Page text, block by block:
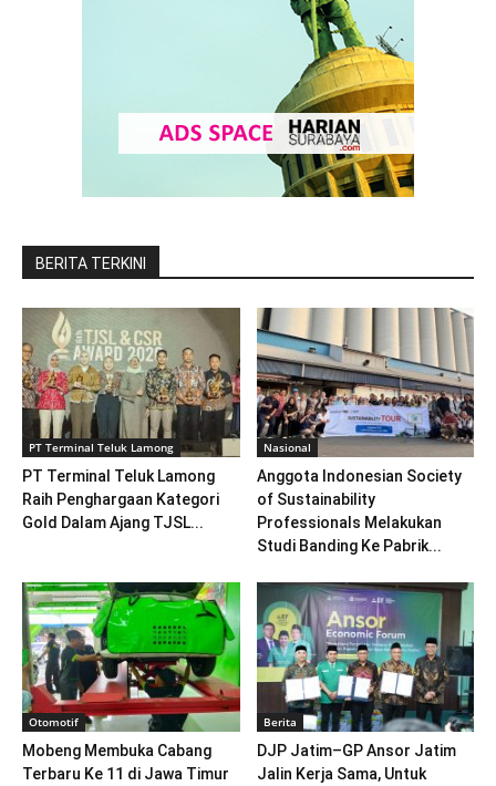
BERITA TERKINI
PT Terminal Teluk Lamong
PT Terminal Teluk Lamong
Raih Penghargaan Kategori
Gold Dalam Ajang TJSL...
Nasional
Anggota Indonesian Society
of Sustainability
Professionals Melakukan
Studi Banding Ke Pabrik...
Otomotif
Mobeng Membuka Cabang
Terbaru Ke 11 di Jawa Timur
Berita
DJP Jatim–GP Ansor Jatim
Jalin Kerja Sama, Untuk